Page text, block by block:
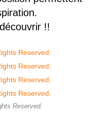
!!
Reserved.